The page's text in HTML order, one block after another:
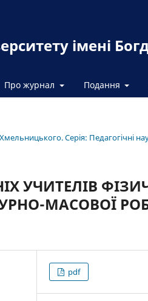
імені
Про журнал Подання
Серія: Педагогічні
УЧИТЕЛІВ
МАСОВОЇ
pdf